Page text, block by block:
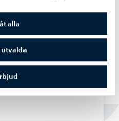
alla
och lärande behandlar
ned Epoon koulu